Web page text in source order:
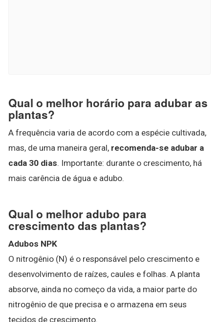
Qual o melhor horário para adubar as
plantas?
A frequência varia de acordo com a espécie cultivada,
mas, de uma maneira geral, recomenda-se adubar a
cada 30 dias. Importante: durante o crescimento, há
mais carência de água e adubo.
Qual o melhor adubo para
crescimento das plantas?
Adubos NPK
O nitrogênio (N) é o responsável pelo crescimento e
desenvolvimento de raízes, caules e folhas. A planta
absorve, ainda no começo da vida, a maior parte do
nitrogênio de que precisa e o armazena em seus
tecidos de crescimento.